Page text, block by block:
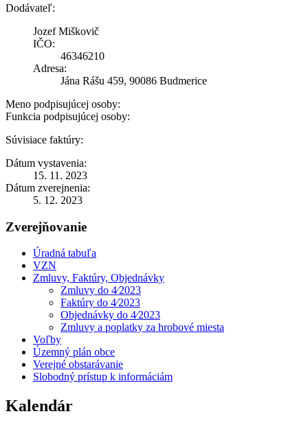
Dodávateľ:
Jozef Miškovič
IČO:
46346210
Adresa:
Jána Rášu 459, 90086 Budmerice
Meno podpisujúcej osoby:
Funkcia podpisujúcej osoby:
Súvisiace faktúry:
Dátum vystavenia:
15. 11. 2023
Dátum zverejnenia:
5. 12. 2023
Zverejňovanie
Úradná tabuľa
VZN
Zmluvy, Faktúry, Objednávky
Zmluvy do 4⁄2023
Faktúry do 4⁄2023
Objednávky do 4⁄2023
Zmluvy a poplatky za hrobové miesta
Voľby
Územný plán obce
Verejné obstarávanie
Slobodný prístup k informáciám
Kalendár